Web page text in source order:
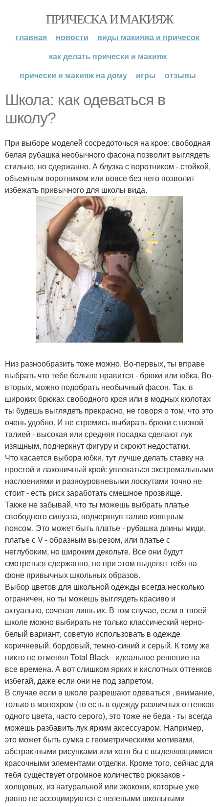
ПРИЧЕСКА И МАКИЯЖ
главная новости
виды макияжа и причесок
как делать прически и макияж
прически и макияж на дому
игры отзывы
Школа: как одеваться в
школу?
При выборе моделей сосредоточься на крое: свободная
белая рубашка необычного фасона позволит выглядеть
стильно, но сдержанно. А блузка с воротником - стойкой,
объемным воротником или вовсе без него позволит
избежать привычного для школы вида.
Низ разнообразить тоже можно. Во-первых, ты вправе
выбрать что тебе больше нравится - брюки или юбка. Во-
вторых, можно подобрать необычный фасон. Так, в
широких брюках свободного кроя или в модных кюлотах
ты будешь выглядеть прекрасно, не говоря о том, что это
очень удобно. И не стремись выбирать брюки с низкой
талией - высокая или средняя посадка сделают лук
изящным, подчеркнут фигуру и скроют недостатки.
Что касается выбора юбки, тут лучше делать ставку на
простой и лаконичный крой: увлекаться экстремальными
наслоениями и разноуровневыми лоскутами точно не
стоит - есть риск заработать смешное прозвище.
Также не забывай, что ты можешь выбрать платье
свободного силуэта, подчеркнув талию изящным
поясом. Это может быть платье - рубашка длины миди,
платье с V - образным вырезом, или платье с
неглубоким, но широким декольте. Все они будут
смотреться сдержанно, но при этом выделят тебя на
фоне привычных школьных образов.
Выбор цветов для школьной одежды всегда несколько
ограничен, но ты можешь выглядеть красиво и
актуально, сочетая лишь их. В том случае, если в твоей
школе можно выбирать не только классический черно-
белый вариант, советую использовать в одежде
коричневый, бордовый, темно-синий и серый. К тому же
никто не отменял Total Black - идеальное решение на
все времена. А вот слишком ярких и кислотных оттенков
избегай, даже если они не под запретом.
В случае если в школе разрешают одеваться , внимание,
только в монохром (то есть в одежду различных оттенков
одного цвета, часто серого), это тоже не беда - ты всегда
можешь разбавить лук ярким аксессуаром. Например,
это может быть сумка с геометрическими мотивами,
абстрактными рисунками или хотя бы с выделяющимися
красочными элементами отделки. Кроме того, сейчас для
тебя существует огромное количество рюкзаков -
холщовых, из натуральной или экокожи, которые уже
давно не ассоциируются с нелепыми школьными